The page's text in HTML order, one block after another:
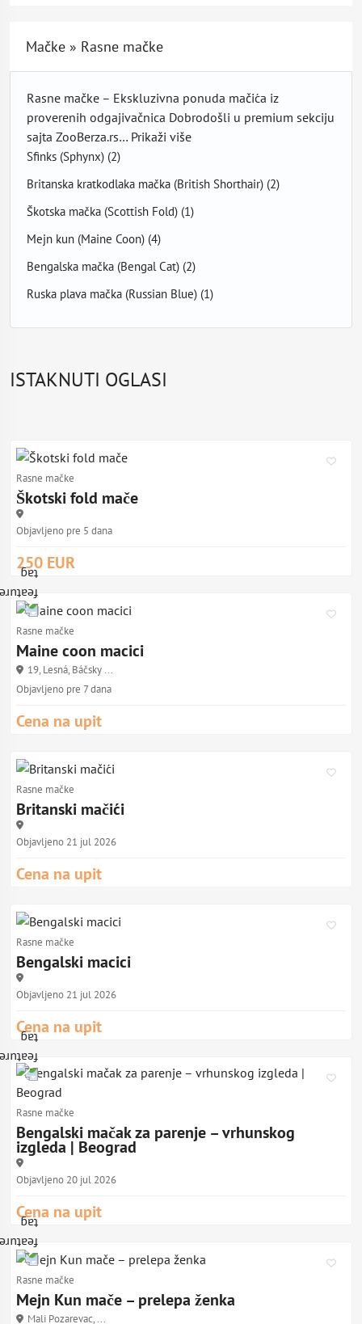
Mačke » Rasne mačke
Rasne mačke – Ekskluzivna ponuda mačića iz
proverenih odgajivačnica Dobrodošli u premium sekciju
sajta ZooBerza.rs… Prikaži više
Sfinks (Sphynx) (2)
Britanska kratkodlaka mačka (British Shorthair) (2)
Škotska mačka (Scottish Fold) (1)
Mejn kun (Maine Coon) (4)
Bengalska mačka (Bengal Cat) (2)
Ruska plava mačka (Russian Blue) (1)
ISTAKNUTI OGLASI
Rasne mačke
Škotski fold mače
Objavljeno pre 5 dana
250 EUR
Rasne mačke
Maine coon macici
19, Lesná, Báčsky ...
Objavljeno pre 7 dana
Cena na upit
Rasne mačke
Britanski mačići
Objavljeno 21 jul 2026
Cena na upit
Rasne mačke
Bengalski macici
Objavljeno 21 jul 2026
Cena na upit
Rasne mačke
Bengalski mačak za parenje – vrhunskog
izgleda | Beograd
Objavljeno 20 jul 2026
Cena na upit
Rasne mačke
Mejn Kun mače – prelepa ženka
Mali Pozarevac, ...